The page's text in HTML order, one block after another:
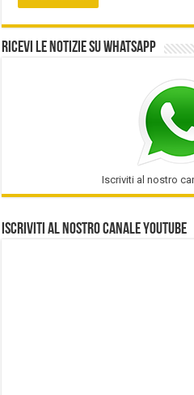
Ricevi le notizie su Whatsapp
Iscriviti al nostro
Iscriviti al nostro Canale Youtube